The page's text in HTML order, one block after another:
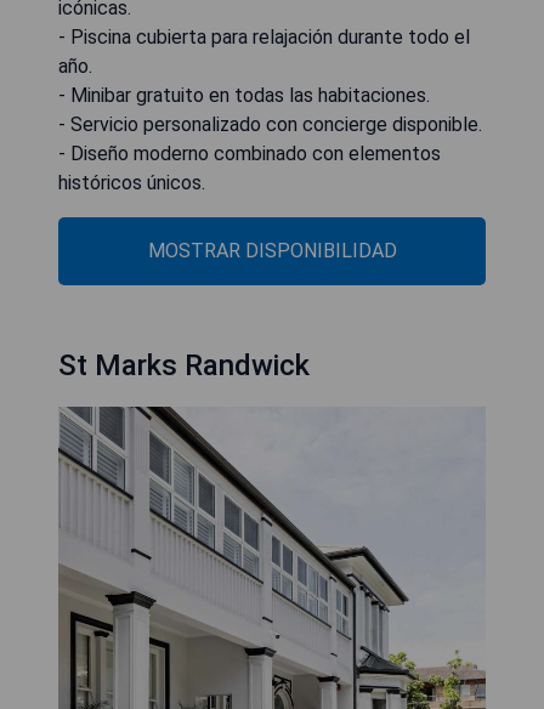
icónicas.
- Piscina cubierta para relajación durante todo el
año.
- Minibar gratuito en todas las habitaciones.
- Servicio personalizado con concierge disponible.
- Diseño moderno combinado con elementos
históricos únicos.
MOSTRAR DISPONIBILIDAD
St Marks Randwick